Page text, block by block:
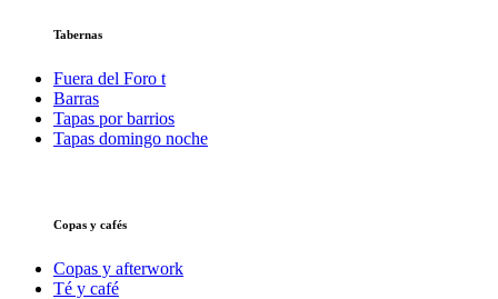
Tabernas
Fuera del Foro t
Barras
Tapas por barrios
Tapas domingo noche
Copas y cafés
Copas y afterwork
Té y café